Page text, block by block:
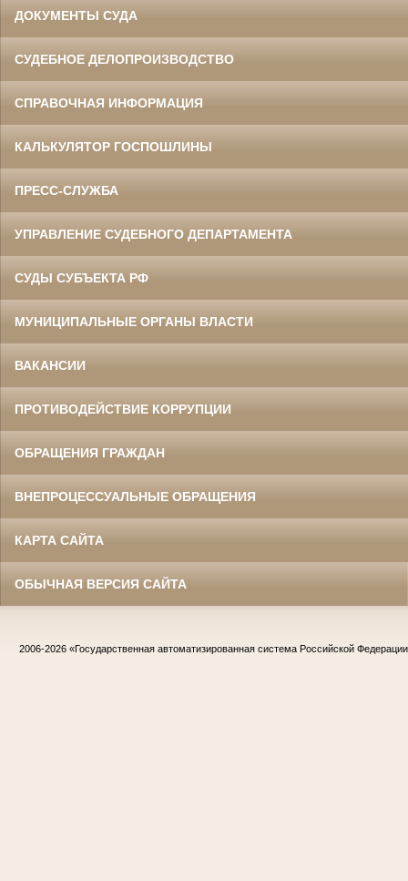
ДОКУМЕНТЫ СУДА
СУДЕБНОЕ ДЕЛОПРОИЗВОДСТВО
СПРАВОЧНАЯ ИНФОРМАЦИЯ
КАЛЬКУЛЯТОР ГОСПОШЛИНЫ
ПРЕСС-СЛУЖБА
УПРАВЛЕНИЕ СУДЕБНОГО ДЕПАРТАМЕНТА
СУДЫ СУБЪЕКТА РФ
МУНИЦИПАЛЬНЫЕ ОРГАНЫ ВЛАСТИ
ВАКАНСИИ
ПРОТИВОДЕЙСТВИЕ КОРРУПЦИИ
ОБРАЩЕНИЯ ГРАЖДАН
ВНЕПРОЦЕССУАЛЬНЫЕ ОБРАЩЕНИЯ
КАРТА САЙТА
ОБЫЧНАЯ ВЕРСИЯ САЙТА
2006-2026 «Государственная автоматизированная система Российской